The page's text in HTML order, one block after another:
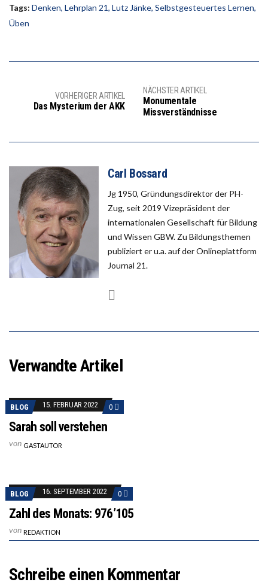
Tags: Denken, Lehrplan 21, Lutz Jänke, Selbstgesteuertes Lernen,
Üben
VORHERIGER ARTIKEL
Das Mysterium der AKK
NÄCHSTER ARTIKEL
Monumentale
Missverständnisse
Carl Bossard
Jg 1950, Gründungsdirektor der PH-
Zug, seit 2019 Vizepräsident der
internationalen Gesellschaft für Bildung
und Wissen GBW. Zu Bildungsthemen
publiziert er u.a. auf der Onlineplattform
Journal 21.
Verwandte Artikel
BLOG 15. FEBRUAR 2022 0
Sarah soll verstehen
von GASTAUTOR
BLOG 16. SEPTEMBER 2022 0
Zahl des Monats: 976’105
von REDAKTION
Schreibe einen Kommentar